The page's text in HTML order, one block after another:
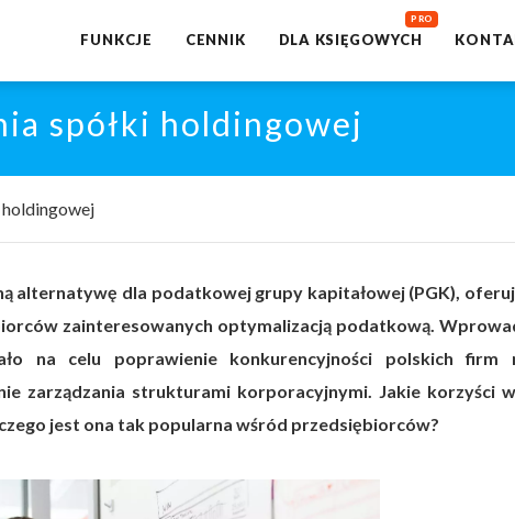
FUNKCJE CENNIK DLA KSIĘGOWYCH
spółki holdingowej
alternatywę dla podatkowej grupy kapitałowej (PGK),
zainteresowanych optymalizacją podatkową.
na celu poprawienie konkurencyjności polskich firm
zarządzania strukturami korporacyjnymi. Jakie korzyści
jest ona tak popularna wśród przedsiębiorców?